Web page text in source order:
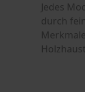
Jedes
durch